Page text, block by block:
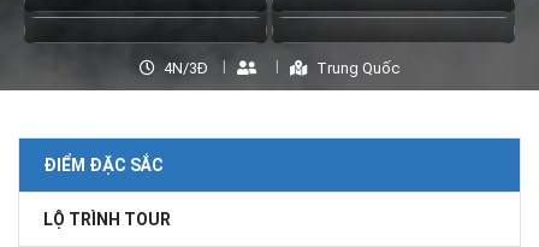
4N/3Đ Trung Quốc
ĐIỂM ĐẶC SẮC
LỘ TRÌNH TOUR